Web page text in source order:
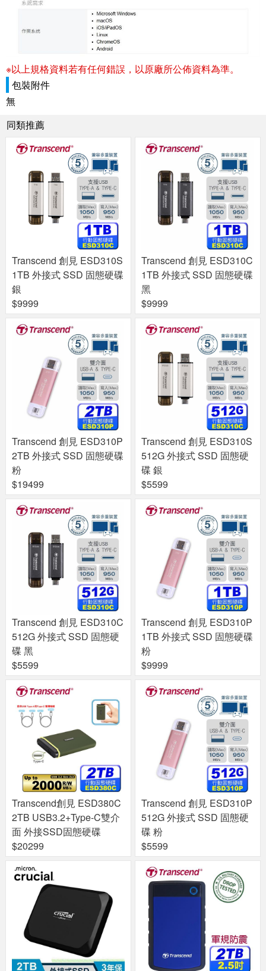
※以上規格資料若有任何錯誤，以原廠所公佈資料為準。
包裝附件
無
同類推薦
Transcend 創見 ESD310S
1TB 外接式 SSD 固態硬碟
銀
$9999
Transcend 創見 ESD310C
1TB 外接式 SSD 固態硬碟
黑
$9999
Transcend 創見 ESD310P
2TB 外接式 SSD 固態硬碟
粉
$19499
Transcend 創見 ESD310S
512G 外接式 SSD 固態硬
碟 銀
$5599
Transcend 創見 ESD310C
512G 外接式 SSD 固態硬
碟 黑
$5599
Transcend 創見 ESD310P
1TB 外接式 SSD 固態硬碟
粉
$9999
Transcend創見 ESD380C
2TB USB3.2+Type-C雙介
面 外接SSD固態硬碟
$20299
Transcend 創見 ESD310P
512G 外接式 SSD 固態硬
碟 粉
$5599